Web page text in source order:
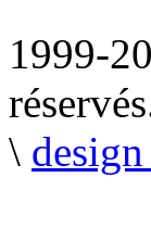
1999-
\